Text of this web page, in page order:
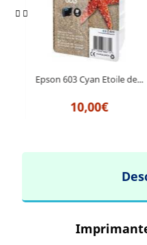
Epson 603 Cyan Etoile de...
10,00€